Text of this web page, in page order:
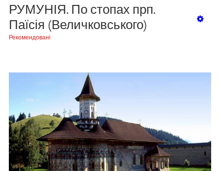
РУМУНІЯ. По стопах прп.
Паїсія (Величковського)
Рекомендовані